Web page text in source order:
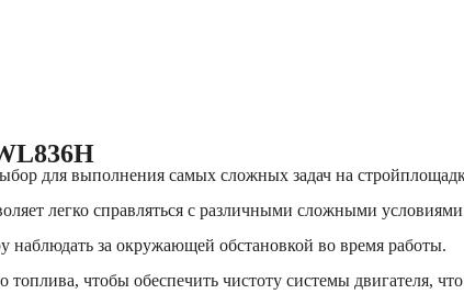
для выполнения самых сложных задач на
легко справляться с различными сложными
за окружающей обстановкой во время работы.
чтобы обеспечить чистоту системы двигателя,